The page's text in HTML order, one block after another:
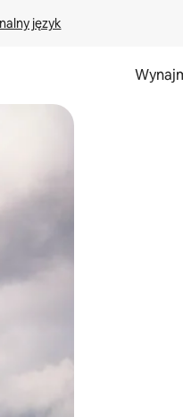
język
pomocą gestów